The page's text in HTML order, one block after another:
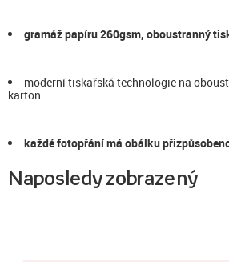
gramáž papíru 260gsm, oboustranný
moderní tiskařská technologie na
karton
každé fotopřání má obálku
Naposledy zobrazený